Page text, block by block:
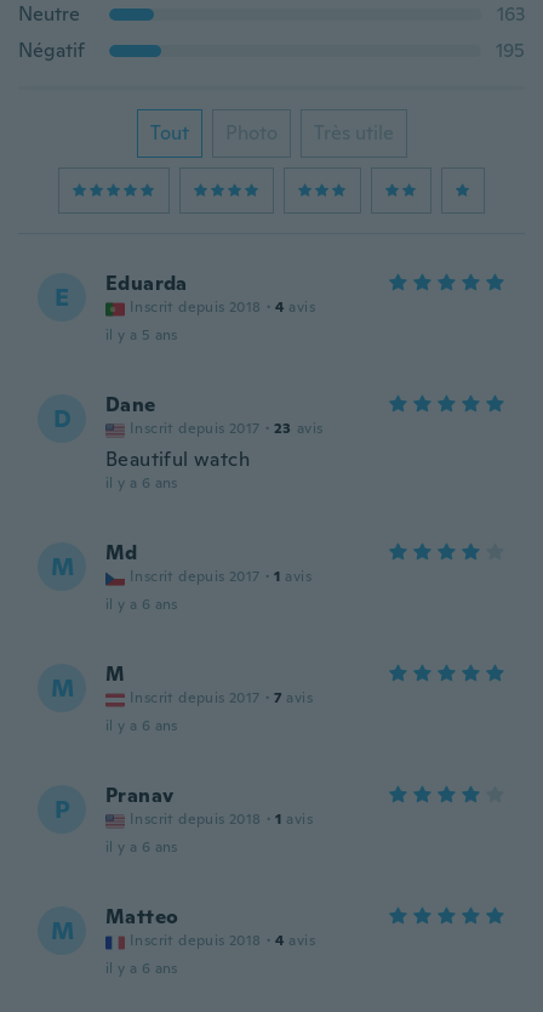
Neutre
163
Négatif
195
Tout Photo Très utile
E Eduarda
Inscrit depuis 2018 · 4 avis
il y a 5 ans
D Dane
Inscrit depuis 2017 · 23 avis
Beautiful watch
il y a 6 ans
M Md
Inscrit depuis 2017 · 1 avis
il y a 6 ans
M M
Inscrit depuis 2017 · 7 avis
il y a 6 ans
P Pranav
Inscrit depuis 2018 · 1 avis
il y a 6 ans
M Matteo
Inscrit depuis 2018 · 4 avis
il y a 6 ans